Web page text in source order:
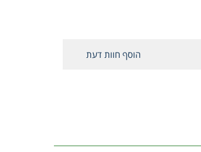
הוסף חוות דעת